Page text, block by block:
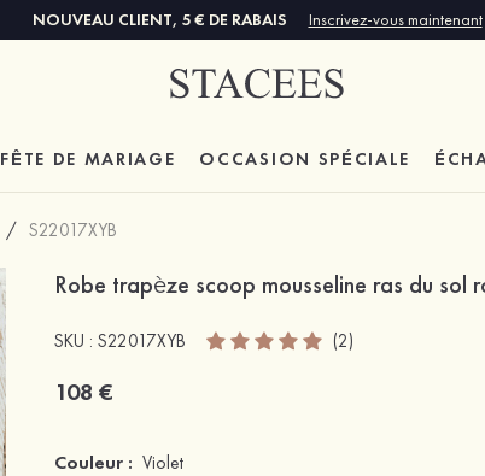
NOUVEAU CLIENT, 5 € DE RABAIS Inscrivez-vous maintenant
FÊTE DE MARIAGE OCCASION SPÉCIALE
/ S22017XYB
Robe trapèze scoop mousseline ras du sol
SKU : S22017XYB (2)
108 €
Couleur : Violet